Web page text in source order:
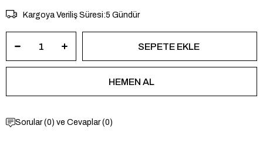
Kargoya Veriliş Süresi:5 Gündür
Sorular (0) ve Cevaplar (0)